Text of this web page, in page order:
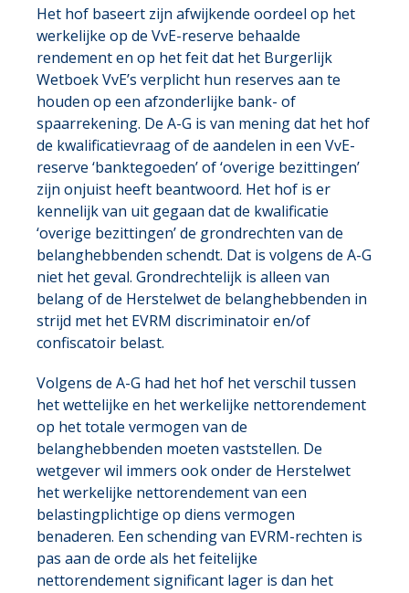
Het hof baseert zijn afwijkende oordeel op het
werkelijke op de VvE-reserve behaalde
rendement en op het feit dat het Burgerlijk
Wetboek VvE’s verplicht hun reserves aan te
houden op een afzonderlijke bank- of
spaarrekening. De A-G is van mening dat het hof
de kwalificatievraag of de aandelen in een VvE-
reserve ‘banktegoeden’ of ‘overige bezittingen’
zijn onjuist heeft beantwoord. Het hof is er
kennelijk van uit gegaan dat de kwalificatie
‘overige bezittingen’ de grondrechten van de
belanghebbenden schendt. Dat is volgens de A-G
niet het geval. Grondrechtelijk is alleen van
belang of de Herstelwet de belanghebbenden in
strijd met het EVRM discriminatoir en/of
confiscatoir belast.
Volgens de A-G had het hof het verschil tussen
het wettelijke en het werkelijke nettorendement
op het totale vermogen van de
belanghebbenden moeten vaststellen. De
wetgever wil immers ook onder de Herstelwet
het werkelijke nettorendement van een
belastingplichtige op diens vermogen
benaderen. Een schending van EVRM-rechten is
pas aan de orde als het feitelijke
nettorendement significant lager is dan het